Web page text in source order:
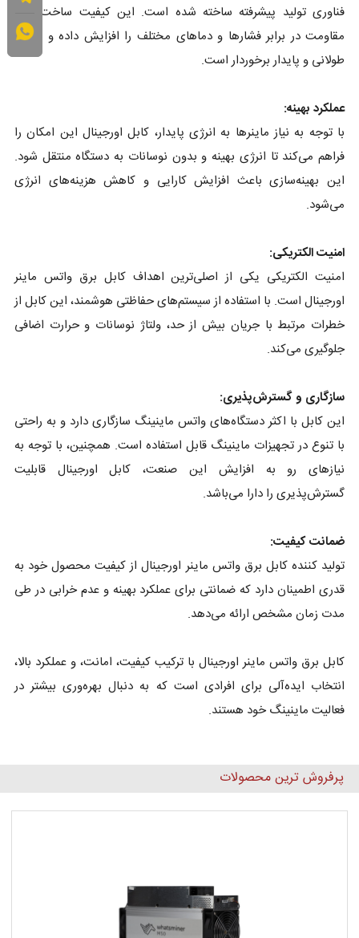
فناوری تولید پیشرفته ساخته شده است. این کیفیت ساخت برتر،
مقاومت در برابر فشارها و دماهای مختلف را افزایش داده و از عمر
طولانی و پایدار برخوردار است.
عملکرد بهینه:
با توجه به نیاز ماینرها به انرژی پایدار، کابل اورجینال این امکان را
فراهم می‌کند تا انرژی بهینه و بدون نوسانات به دستگاه منتقل شود.
این بهینه‌سازی باعث افزایش کارایی و کاهش هزینه‌های انرژی
می‌شود.
امنیت الکتریکی:
امنیت الکتریکی یکی از اصلی‌ترین اهداف کابل برق واتس ماینر
اورجینال است. با استفاده از سیستم‌های حفاظتی هوشمند، این کابل از
خطرات مرتبط با جریان بیش از حد، ولتاژ نوسانات و حرارت اضافی
جلوگیری می‌کند.
سازگاری و گسترش‌پذیری:
این کابل با اکثر دستگاه‌های واتس ماینینگ سازگاری دارد و به راحتی
با تنوع در تجهیزات ماینینگ قابل استفاده است. همچنین، با توجه به
نیازهای رو به افزایش این صنعت، کابل اورجینال قابلیت
گسترش‌پذیری را دارا می‌باشد.
ضمانت کیفیت:
تولید کننده کابل برق واتس ماینر اورجینال از کیفیت محصول خود به
قدری اطمینان دارد که ضمانتی برای عملکرد بهینه و عدم خرابی در طی
مدت زمان مشخص ارائه می‌دهد.
کابل برق واتس ماینر اورجینال با ترکیب کیفیت، امانت، و عملکرد بالا،
انتخاب ایده‌آلی برای افرادی است که به دنبال بهره‌وری بیشتر در
فعالیت ماینینگ خود هستند.
پرفروش ترین محصولات